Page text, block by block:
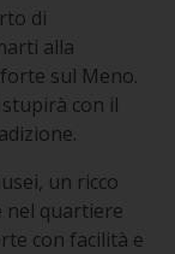
di
alla
sul Meno.
con il
un ricco
nel quartiere
con facilità e